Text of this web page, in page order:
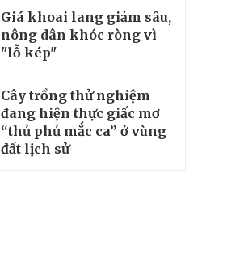
Giá khoai lang giảm sâu,
nông dân khóc ròng vì
"lỗ kép"
Cây trồng thử nghiệm
đang hiện thực giấc mơ
“thủ phủ mắc ca” ở vùng
đất lịch sử